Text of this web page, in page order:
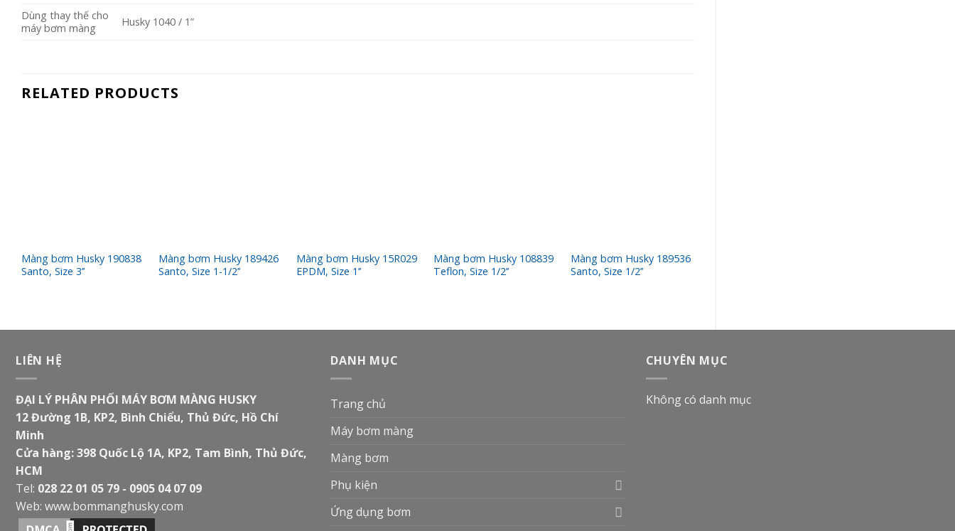
Dùng thay thế cho
máy bơm màng
Husky 1040 / 1”
RELATED PRODUCTS
Màng bơm Husky 190838
Santo, Size 3’’
Màng bơm Husky 189426
Santo, Size 1-1/2’’
Màng bơm Husky 15R029
EPDM, Size 1’’
Màng bơm Husky 108839
Teflon, Size 1/2’’
Màng bơm Husky 189536
Santo, Size 1/2’’
LIÊN HỆ
ĐẠI LÝ PHÂN PHỐI MÁY BƠM MÀNG HUSKY
12 Đường 1B, KP2, Bình Chiểu, Thủ Đức, Hồ Chí
Minh
Cửa hàng: 398 Quốc Lộ 1A, KP2, Tam Bình, Thủ Đức,
HCM
Tel: 028 22 01 05 79 - 0905 04 07 09
Web: www.bommanghusky.com
DANH MỤC
Trang chủ
Máy bơm màng
Màng bơm
Phụ kiện
Ứng dụng bơm
CHUYÊN MỤC
Không có danh mục